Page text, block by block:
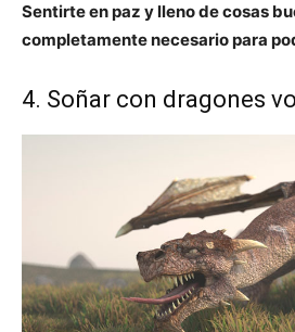
Sentirte en paz y lleno de cosas
completamente necesario para
4. Soñar con dragones